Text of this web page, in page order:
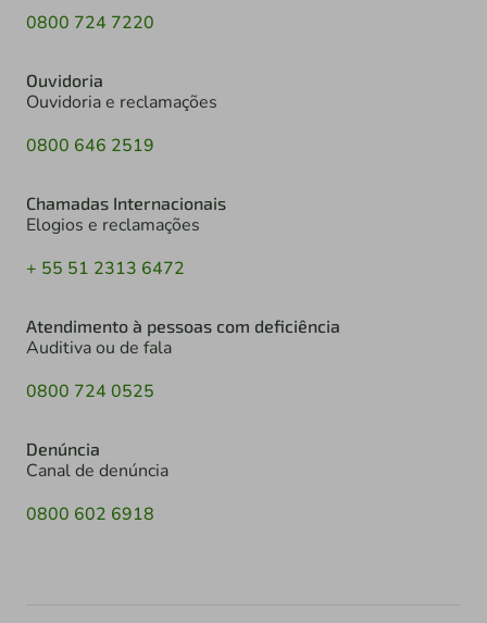
0800 724 7220
Ouvidoria
Ouvidoria e reclamações
0800 646 2519
Chamadas Internacionais
Elogios e reclamações
+ 55 51 2313 6472
Atendimento à pessoas com deficiência
Auditiva ou de fala
0800 724 0525
Denúncia
Canal de denúncia
0800 602 6918